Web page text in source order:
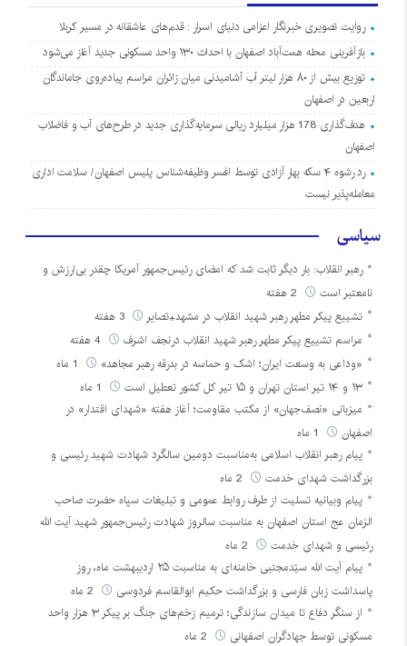
روایت تصویری خبرنگار اعزامی دنیای اسرار : قدم‌های عاشقانه در مسیر کربلا
بازآفرینی محله همت‌آباد اصفهان با احداث ۱۳۰ واحد مسکونی جدید آغاز می‌شود
توزیع بیش از ۸۰ هزار لیتر آب آشامیدنی میان زائران مراسم پیاده‌روی جاماندگان
اربعین در اصفهان
هدف‌گذاری 178 هزار میلیارد ریالی سرمایه‌گذاری جدید در طرح‌های آب و فاضلاب
اصفهان
رد رشوه ۴ سکه بهار آزادی توسط افسر وظیفه‌شناس پلیس اصفهان/ سلامت اداری
معامله‌پذیر نیست
سیاسی
رهبر انقلاب: بار دیگر ثابت شد که امضای رئیس‌جمهور آمریکا چقدر بی‌ارزش و
نامعتبر است
تشییع پیکر مطهر رهبر شهید انقلاب در مشهد+تصایر
3 هفته
مراسم تشییع پیکر مطهر رهبر شهید انقلاب درنجف اشرف
«وداعی به وسعت ایران؛ اشک و حماسه در بدرقه رهبر مجاهد»
۱۳ و ۱۴ تیر استان تهران و ۱۵ تیر کل کشور تعطیل است
میزبانی «نصف‌جهان» از مکتب مقاومت؛ آغاز هفته «شهدای اقتدار» در
اصفهان
پیام رهبر انقلاب اسلامی به‌مناسبت دومین سالگرد شهادت شهید رئیسی و
بزرگداشت شهدای خدمت
پیام وبیانیه تسلیت از طرف روابط عمومی و تبلیغات سپاه حضرت صاحب
الزمان عج استان اصفهان به مناسبت سالروز شهادت رئیس‌جمهور شهید آیت الله
رئیسی و شهدای خدمت
پیام آیت الله سیّدمجتبی خامنه‌ای به مناسبت ۲۵ اردیبهشت ماه، روز
پاسداشت زبان فارسی و بزرگداشت حکیم ابوالقاسم فردوسی
از سنگر دفاع تا میدان سازندگی؛ ترمیم زخم‌های جنگ بر پیکر ۳ هزار واحد
مسکونی توسط جهادگران اصفهانی